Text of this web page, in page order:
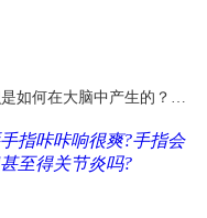
如何在大脑中产生的？非